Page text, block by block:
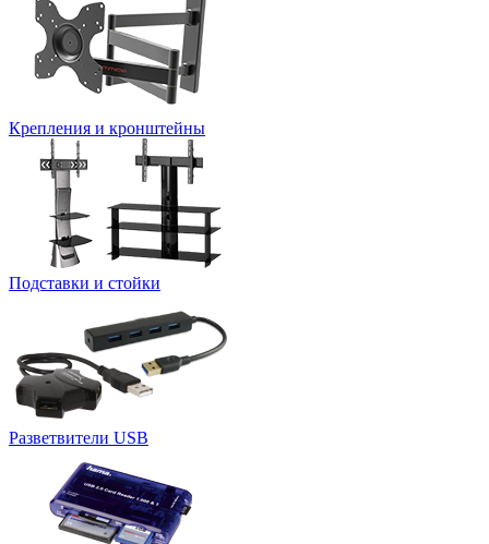
Крепления и кронштейны
Подставки и стойки
Разветвители USB